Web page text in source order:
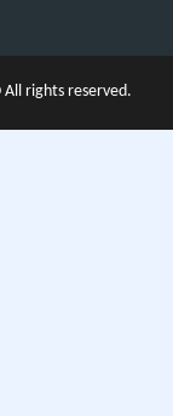
All rights reserved.